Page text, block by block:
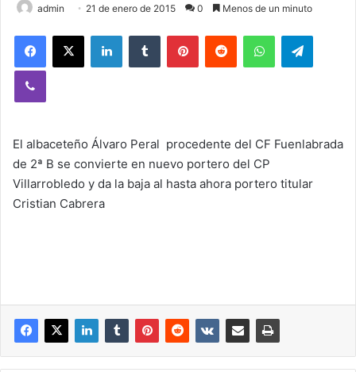
admin 21 de enero de 2015 0 Menos de un minuto
El albaceteño Álvaro Peral procedente del CF Fuenlabrada
de 2ª B se convierte en nuevo portero del CP
Villarrobledo y da la baja al hasta ahora portero titular
Cristian Cabrera